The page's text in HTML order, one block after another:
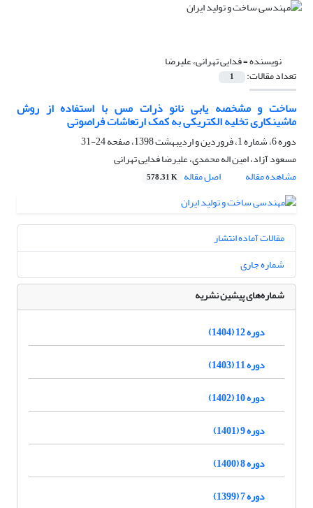
نویسنده =فدایی تهرانی، علیرضا
تعداد مقالات: 1
ساخت و مشخصه یابی نانو ذرات مس با استفاده از روش
ماشینکاری تخلیه الکتریکی به کمک ارتعاشات فراصوتی
دوره 6، شماره 1، فروردین و اردیبهشت 1398، صفحه
24-31
مسعود آزاد، امین اله محمدی، علیرضا فدایی تهرانی
مشاهده مقاله
اصل مقاله 578.31 K
مقالات آماده انتشار
شماره جاری
شماره‌های پیشین نشریه
دوره 12 (1404)
دوره 11 (1403)
دوره 10 (1402)
دوره 9 (1401)
دوره 8 (1400)
دوره 7 (1399)